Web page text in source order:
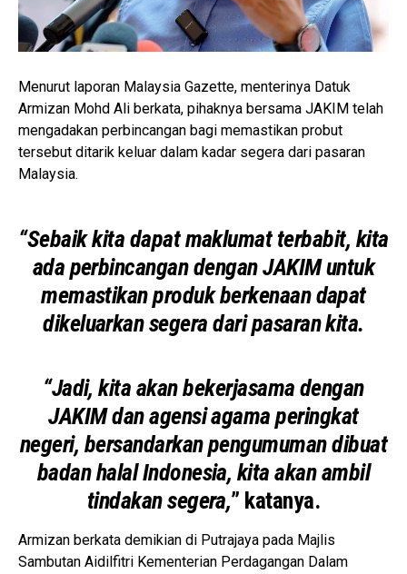
Menurut laporan Malaysia Gazette, menterinya Datuk
Armizan Mohd Ali berkata, pihaknya bersama JAKIM telah
mengadakan perbincangan bagi memastikan probut
tersebut ditarik keluar dalam kadar segera dari pasaran
Malaysia.
“Sebaik kita dapat maklumat terbabit, kita
ada perbincangan dengan JAKIM untuk
memastikan produk berkenaan dapat
dikeluarkan segera dari pasaran kita.
“Jadi, kita akan bekerjasama dengan
JAKIM dan agensi agama peringkat
negeri, bersandarkan pengumuman dibuat
badan halal Indonesia, kita akan ambil
tindakan segera,” katanya.
Armizan berkata demikian di Putrajaya pada Majlis
Sambutan Aidilfitri Kementerian Perdagangan Dalam